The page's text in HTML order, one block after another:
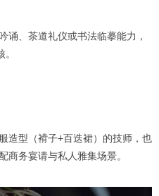
、茶道礼仪或书法临摹能力，
型（褙子+百迭裙）的技师，也
商务宴请与私人雅集场景。